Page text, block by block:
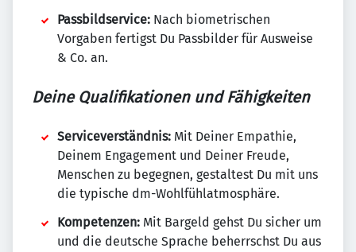
Passbildservice: Nach biometrischen
Vorgaben fertigst Du Passbilder für Ausweise
& Co. an.
Deine Qualifikationen und Fähigkeiten
Serviceverständnis: Mit Deiner Empathie,
Deinem Engagement und Deiner Freude,
Menschen zu begegnen, gestaltest Du mit uns
die typische dm-Wohlfühlatmosphäre.
Kompetenzen: Mit Bargeld gehst Du sicher um
und die deutsche Sprache beherrschst Du aus